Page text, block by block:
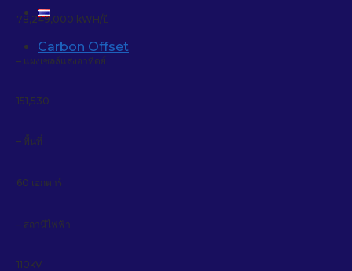
Carbon Offset
78,249,000 kWH/ปี
– แผงเซลล์แสงอาทิตย์
151,530
– พื้นที่
60 เฮกตาร์
– สถานีไฟฟ้า
110kV